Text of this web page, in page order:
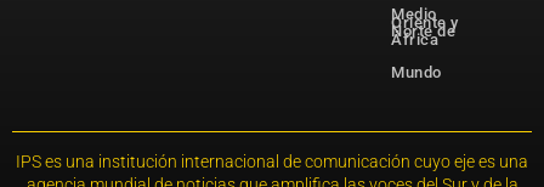
Medio
Oriente y
Norte de
África
Mundo
IPS es una institución internacional de comunicación cuyo eje es una